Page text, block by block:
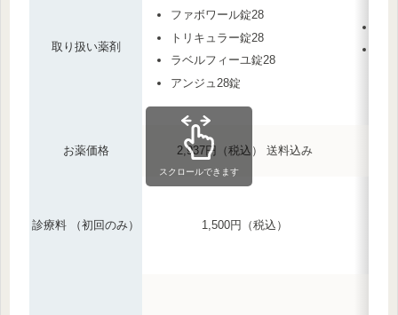
取り扱い薬剤
ファボワール錠28
トリキュラー錠28
ラベルフィーユ錠28
アンジュ28錠
お薬価格 2,937円（税込） 送料込み
診療料 （初回のみ） 1,500円（税込）
スクロールできます